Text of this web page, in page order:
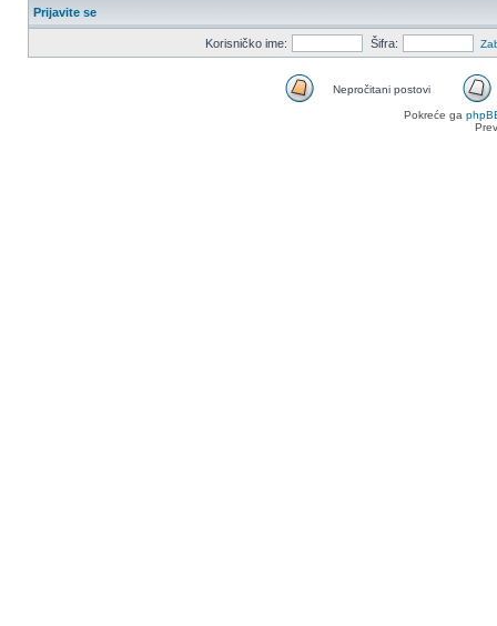
Prijavite se
Korisničko ime: Šifra:
Nepročitani postovi
Pokreće ga